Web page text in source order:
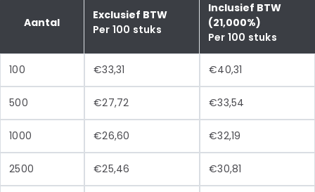
Aantal
Exclusief BTW
Per 100 stuks
Inclusief BTW
(21,000%)
Per 100 stuks
100 €33,31 €40,31
500 €27,72 €33,54
1000 €26,60 €32,19
2500 €25,46 €30,81